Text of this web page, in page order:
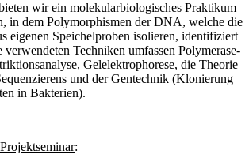
wir ein molekularbiologisches Praktikum
in dem Polymorphismen der DNA, welche die
eigenen Speichelproben isolieren, identifiziert
Techniken umfassen Polymerase-
Gelelektrophorese, die Theorie
und der Gentechnik (Klonierung
in Bakterien).
: